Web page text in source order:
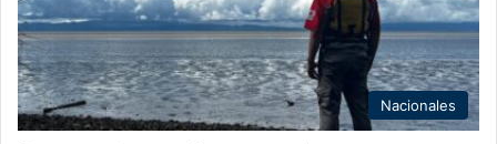
Nacionales